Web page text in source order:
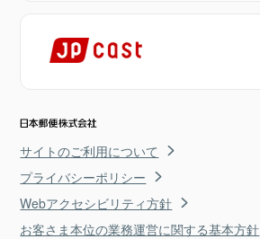
サイトのご利用について
プライバシーポリシー
Webアクセシビリティ方針
お客さま本位の業務運営に関する基本方針